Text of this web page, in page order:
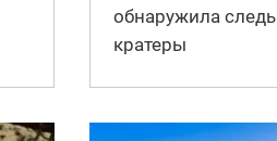
обнаружила
кратеры